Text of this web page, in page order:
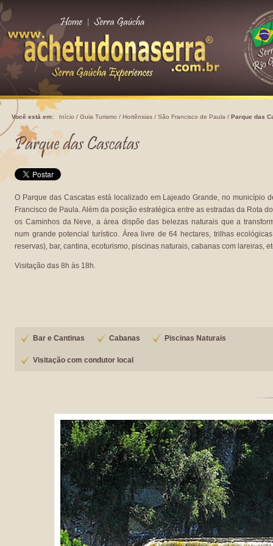
Você está em: Início / Guia Turismo / Hortênsias / São Francisco de Paula / Parque das
O Parque das Cascatas está localizado em Lajeado Grande, no município
Francisco de Paula. Além da posição estratégica entre as estradas da Rota
os Caminhos da Neve, a área dispõe das belezas naturais que a
num grande potencial turístico. Área livre de 64 hectares, trilhas
reservas), bar, cantina, ecoturismo, piscinas naturais, cabanas com lareiras,
Visitação das 8h às 18h.
Bar e Cantinas Cabanas Piscinas Naturais
Visitação com condutor local